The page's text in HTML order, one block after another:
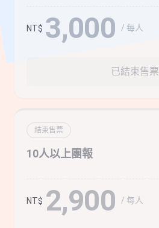
NT$ 3,000 / 每人
已結束售票
結束售票
10人以上團報
NT$ 2,900 / 每人